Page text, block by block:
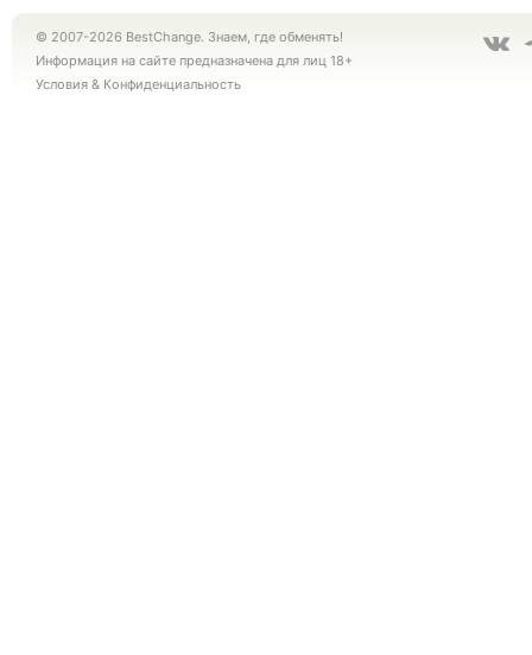
© 2007-2026 BestChange. Знаем, где обменять!
Информация на сайте предназначена для лиц 18+
Условия & Конфиденциальность